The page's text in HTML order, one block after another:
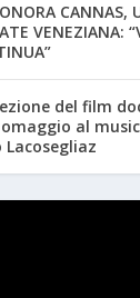
CANNAS,
VENEZIANA:
del film
al